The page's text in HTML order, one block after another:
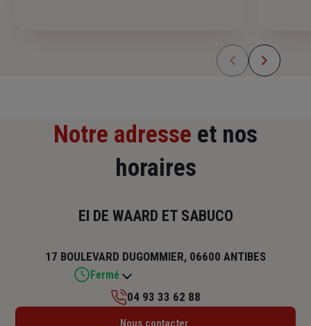
Notre adresse et nos
horaires
EI DE WAARD ET SABUCO
17 BOULEVARD DUGOMMIER, 06600 ANTIBES
Fermé
Lundi : 09h – 12h / 14h – 17h30
04 93 33 62 88
Nous contacter